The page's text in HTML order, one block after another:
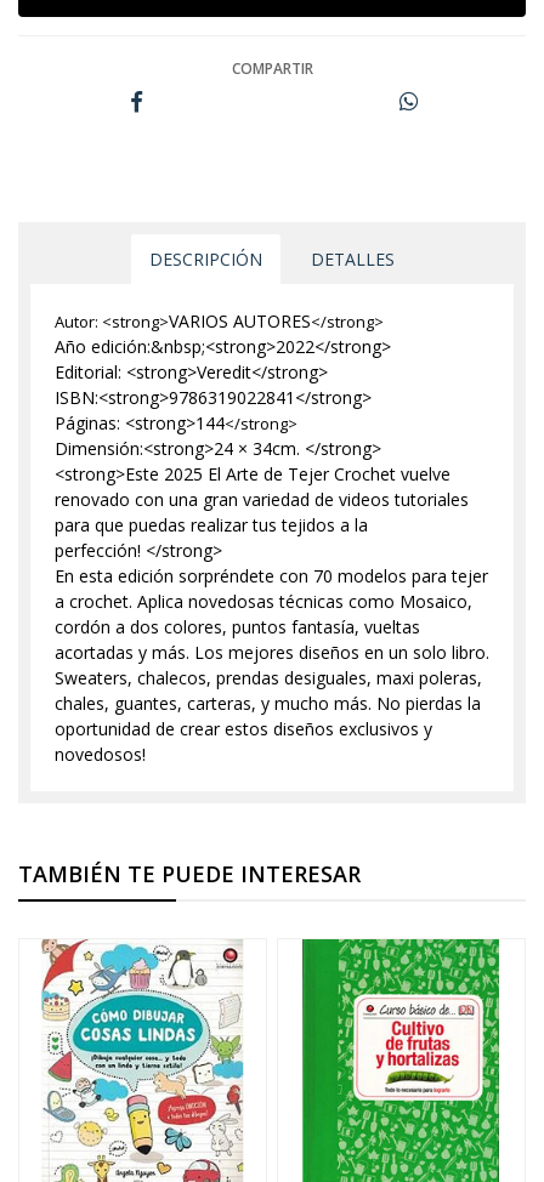
COMPARTIR
DESCRIPCIÓN DETALLES
Autor: <strong>VARIOS AUTORES</strong>
Año edición:&nbsp;<strong>2022</strong>
Editorial: <strong>Veredit</strong>
ISBN:<strong>9786319022841</strong>
Páginas: <strong>144</strong>
Dimensión:<strong>24 × 34cm. </strong>
<strong>Este 2025 El Arte de Tejer Crochet vuelve
renovado con una gran variedad de videos tutoriales
para que puedas realizar tus tejidos a la
perfección! </strong>
En esta edición sorpréndete con 70 modelos para tejer
a crochet. Aplica novedosas técnicas como Mosaico,
cordón a dos colores, puntos fantasía, vueltas
acortadas y más. Los mejores diseños en un solo libro.
Sweaters, chalecos, prendas desiguales, maxi poleras,
chales, guantes, carteras, y mucho más. No pierdas la
oportunidad de crear estos diseños exclusivos y
novedosos!
TAMBIÉN TE PUEDE INTERESAR